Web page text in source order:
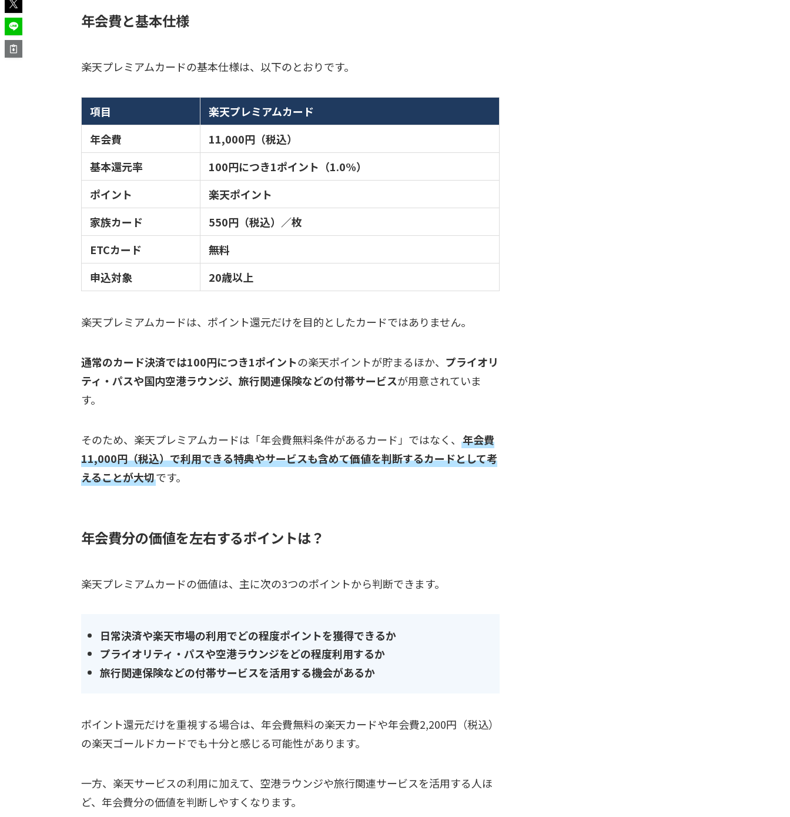
年会費と基本仕様
楽天プレミアムカードの基本仕様は、以下のとおりです。
項目
楽天プレミアムカード
年会費
11,000円（税込）
基本還元率
100円につき1ポイント（1.0%）
ポイント
楽天ポイント
家族カード
550円（税込）／枚
ETCカード
無料
申込対象
20歳以上
楽天プレミアムカードは、ポイント還元だけを目的としたカードではありません。
通常のカード決済では100円につき1ポイントの楽天ポイントが貯まるほか、 プライオリ
ティ・パスや国内空港ラウンジ、旅行関連保険などの付帯サービスが用意されていま
す。
そのため、楽天プレミアムカードは「年会費無料条件があるカード」ではなく、 年会費
11,000円（税込）で利用できる特典やサービスも含めて価値を判断するカードとして考
えることが大切です。
年会費分の価値を左右するポイントは？
楽天プレミアムカードの価値は、主に次の3つのポイントから判断できます。
日常決済や楽天市場の利用でどの程度ポイントを獲得できるか
プライオリティ・パスや空港ラウンジをどの程度利用するか
旅行関連保険などの付帯サービスを活用する機会があるか
ポイント還元だけを重視する場合は、年会費無料の楽天カードや年会費2,200円（税込）
の楽天ゴールドカードでも十分と感じる可能性があります。
一方、楽天サービスの利用に加えて、空港ラウンジや旅行関連サービスを活用する人ほ
ど、年会費分の価値を判断しやすくなります。